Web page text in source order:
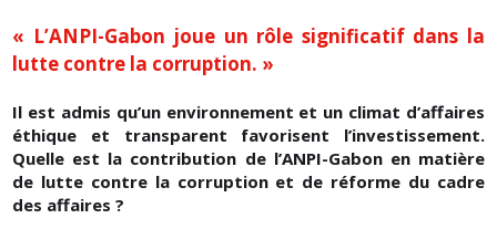
« L’ANPI-Gabon joue un rôle significatif dans la
lutte contre la corruption. »
Il est admis qu’un environnement et un climat d’affaires
éthique et transparent favorisent l’investissement.
Quelle est la contribution de l’ANPI-Gabon en matière
de lutte contre la corruption et de réforme du cadre
des affaires ?